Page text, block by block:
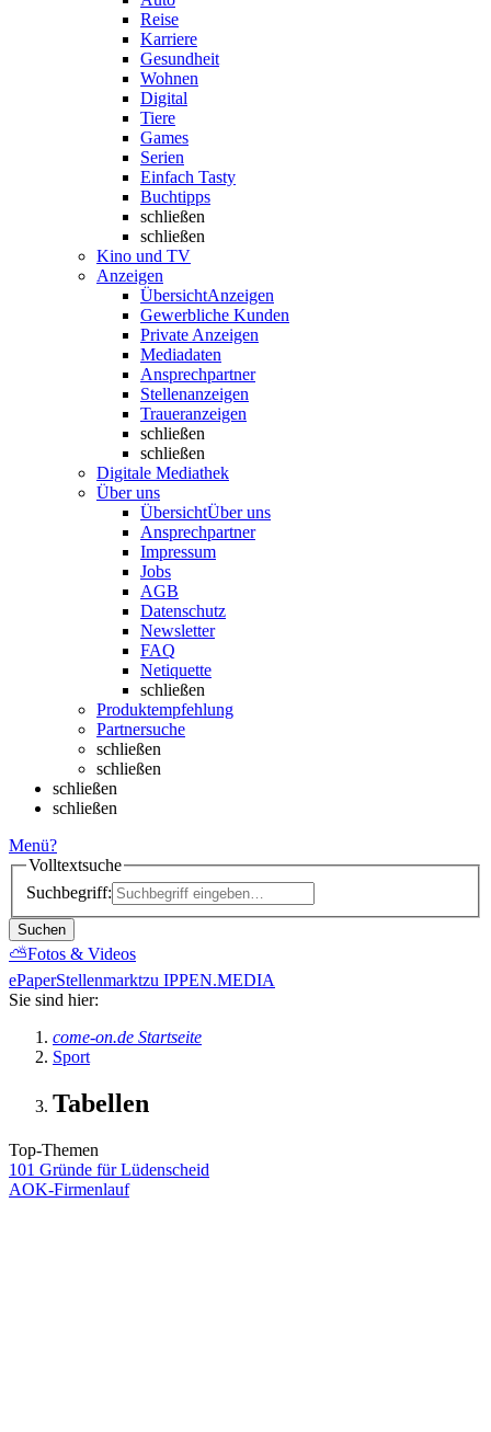
Reise
Karriere
Gesundheit
Wohnen
Digital
Tiere
Games
Serien
Einfach Tasty
Buchtipps
schließen
schließen
Kino und TV
Anzeigen
ÜbersichtAnzeigen
Gewerbliche Kunden
Private Anzeigen
Mediadaten
Ansprechpartner
Stellenanzeigen
Traueranzeigen
schließen
schließen
Digitale Mediathek
Über uns
ÜbersichtÜber uns
Ansprechpartner
Impressum
Jobs
AGB
Datenschutz
Newsletter
FAQ
Netiquette
schließen
Produktempfehlung
Partnersuche
schließen
schließen
schließen
schließen
Menü?
Volltextsuche
Suchbegriff:
Suchen
⛅Fotos & Videos
ePaperStellenmarktzu IPPEN.MEDIA
Sie sind hier:
come-on.de Startseite
Sport
Tabellen
Top-Themen
101 Gründe für Lüdenscheid
AOK-Firmenlauf